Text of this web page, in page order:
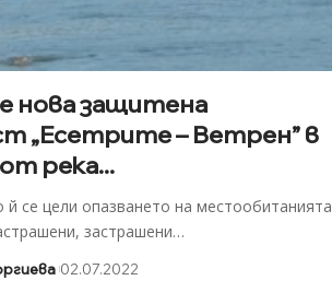
нова защитена
„Есетрите – Ветрен” в
река...
й се цели опазването на местообитанията
застрашени…
02.07.2022